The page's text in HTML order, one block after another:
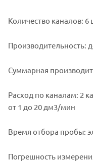
Количество каналов: 6
Производительность:
Суммарная
Расход по каналам: 2
от 1 до 20 дм3/мин
Время отбора пробы:
Погрешность